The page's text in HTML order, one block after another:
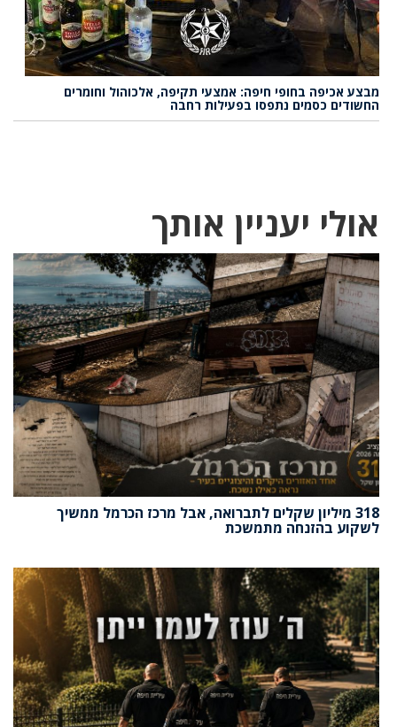
מבצע אכיפה בחופי חיפה: אמצעי תקיפה, אלכוהול וחומרים
החשודים כסמים נתפסו בפעילות רחבה
אולי יעניין אותך
318 מיליון שקלים לתברואה, אבל מרכז הכרמל ממשיך
לשקוע בהזנחה מתמשכת